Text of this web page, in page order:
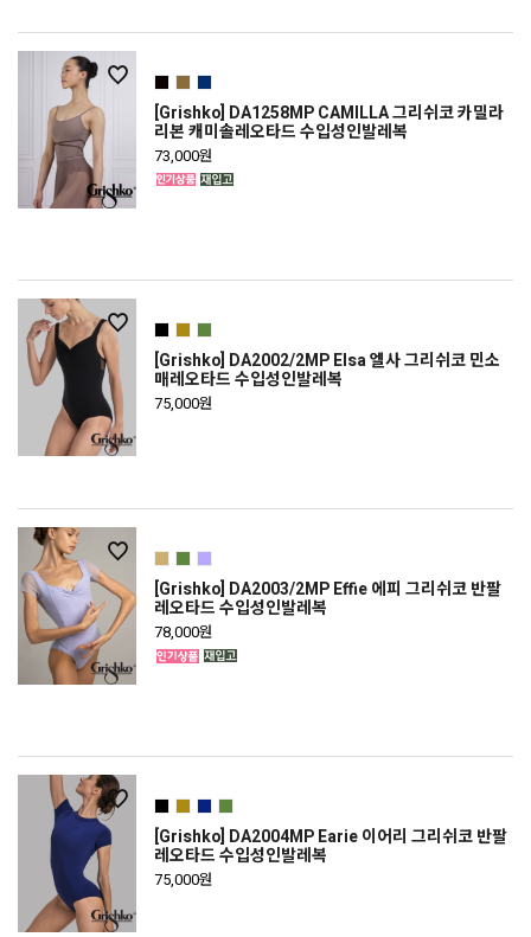
[Grishko] DA1258MP CAMILLA 그리쉬코 카밀라
리본 캐미솔레오타드 수입성인발레복
73,000원
[Grishko] DA2002/2MP Elsa 엘사 그리쉬코 민소
매레오타드 수입성인발레복
75,000원
[Grishko] DA2003/2MP Effie 에피 그리쉬코 반팔
레오타드 수입성인발레복
78,000원
[Grishko] DA2004MP Earie 이어리 그리쉬코 반팔
레오타드 수입성인발레복
75,000원